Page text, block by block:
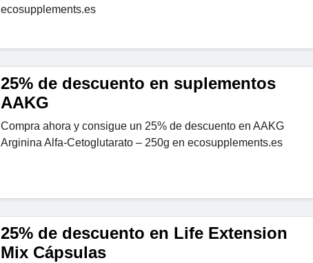
ecosupplements.es
25% de descuento en suplementos
AAKG
Compra ahora y consigue un 25% de descuento en AAKG
Arginina Alfa-Cetoglutarato – 250g en ecosupplements.es
25% de descuento en Life Extension
Mix Cápsulas